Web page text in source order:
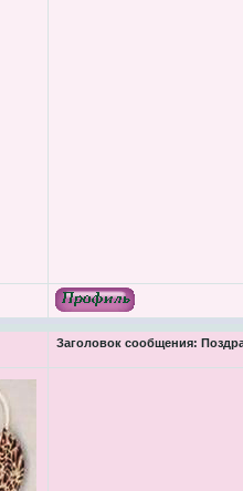
Заголовок сообщения: